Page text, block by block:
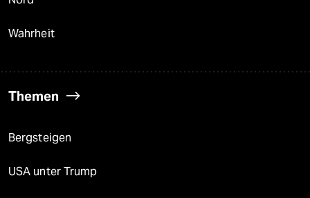
Wahrheit
Themen
Bergsteigen
USA unter Trump